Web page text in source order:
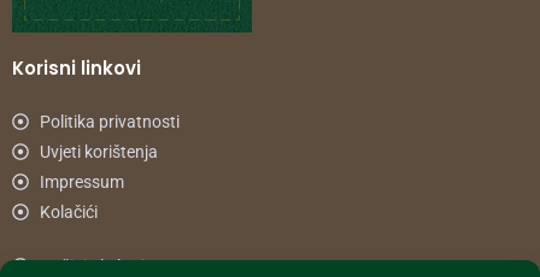
Korisni linkovi
Politika privatnosti
Uvjeti korištenja
Impressum
Kolačići
Načini plaćanja